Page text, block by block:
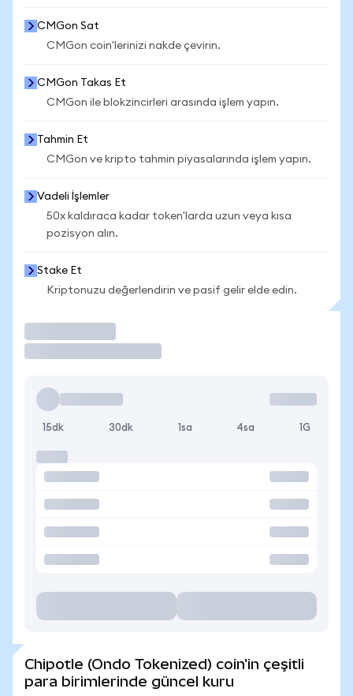
CMGon Sat
CMGon coin'lerinizi nakde çevirin.
CMGon Takas Et
CMGon ile blokzincirleri arasında işlem yapın.
Tahmin Et
CMGon ve kripto tahmin piyasalarında işlem yapın.
Vadeli İşlemler
50x kaldıraca kadar token'larda uzun veya kısa
pozisyon alın.
Stake Et
Kriptonuzu değerlendirin ve pasif gelir elde edin.
15dk 30dk 1sa 4sa 1G
Chipotle (Ondo Tokenized) coin'in çeşitli
para birimlerinde güncel kuru